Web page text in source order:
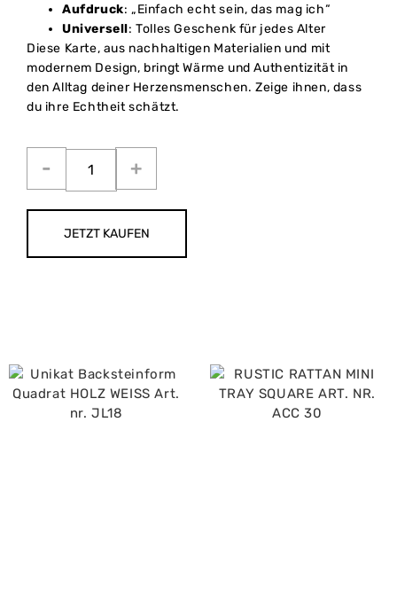
Aufdruck: „Einfach echt sein, das mag ich“
Universell: Tolles Geschenk für jedes Alter
Diese Karte, aus nachhaltigen Materialien und mit
modernem Design, bringt Wärme und Authentizität in
den Alltag deiner Herzensmenschen. Zeige ihnen, dass
du ihre Echtheit schätzt.
JETZT KAUFEN